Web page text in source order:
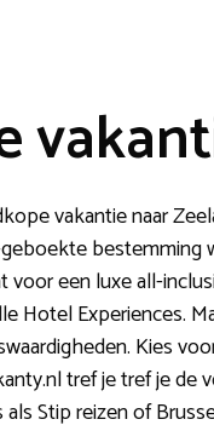
vakantie naar
bestemming
een luxe all-
Hotel Experiences.
Kies
tref je tref je de
Stip reizen of